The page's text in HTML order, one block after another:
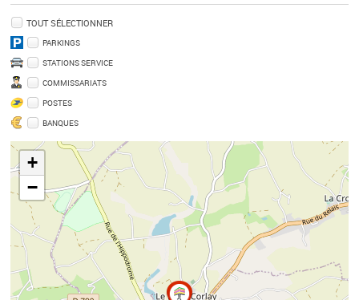
TOUT SÉLECTIONNER
PARKINGS
STATIONS SERVICE
COMMISSARIATS
POSTES
BANQUES
+
−